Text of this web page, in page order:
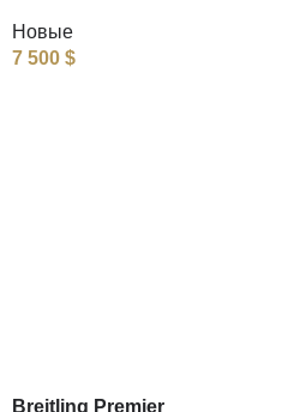
Новые
7 500 $
Breitling Premier